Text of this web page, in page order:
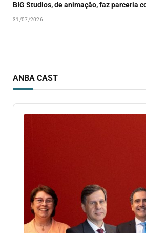
BIG Studios, de animação, faz parceria
31/07/2026
ANBA CAST
Audio
Player